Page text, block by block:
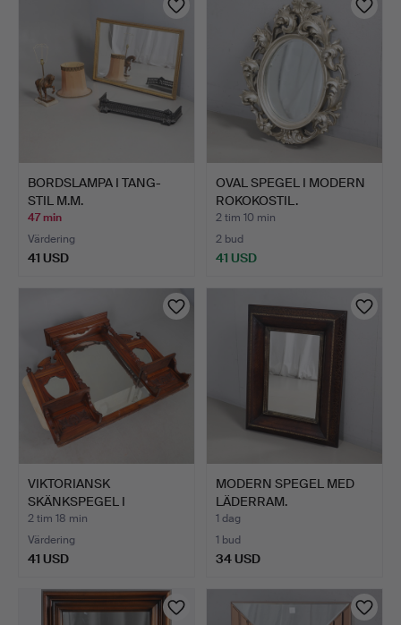
BORDSLAMPA I TANG-
STIL M.M.
47 min
Värdering
41 USD
OVAL SPEGEL I MODERN
ROKOKOSTIL.
2 tim 10 min
2 bud
41 USD
VIKTORIANSK
SKÄNKSPEGEL I
MAHOGNY MED TRE …
2 tim 18 min
Värdering
41 USD
MODERN SPEGEL MED
LÄDERRAM.
1 dag
1 bud
34 USD